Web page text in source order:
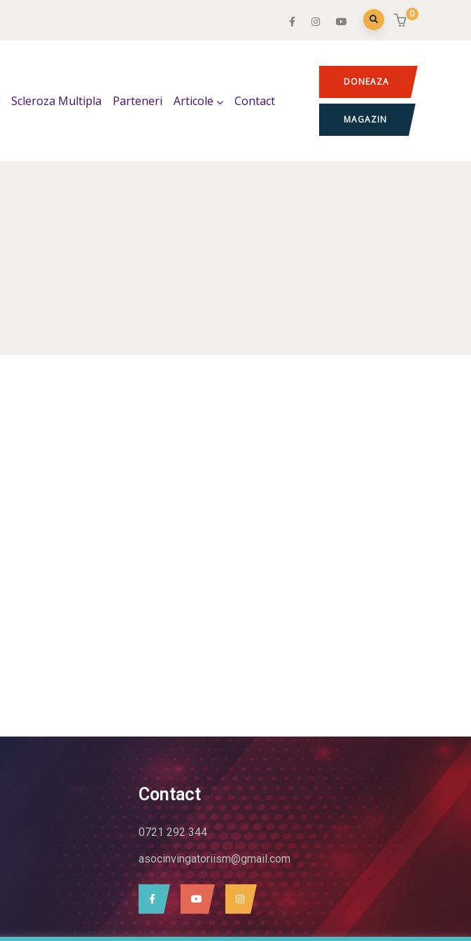
0
Scleroza Multipla Parteneri Articole Contact
DONEAZA
MAGAZIN
Contact
0721 292 344
asocinvingatoriism@gmail.com